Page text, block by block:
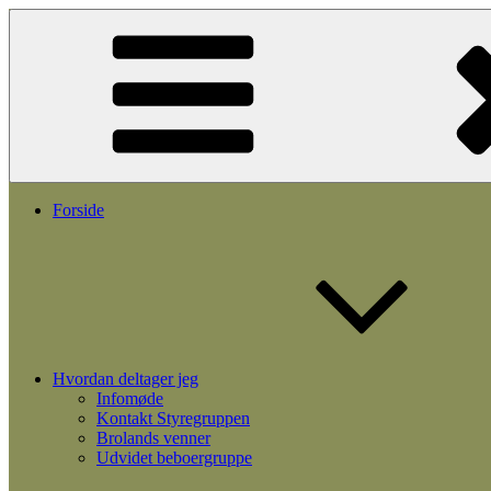
Videre
Forside
Hvordan deltager jeg
Infomøde
Kontakt Styregruppen
Brolands venner
Udvidet beboergruppe